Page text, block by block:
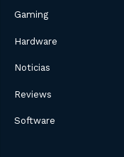
Gaming
Hardware
Noticias
Reviews
Software